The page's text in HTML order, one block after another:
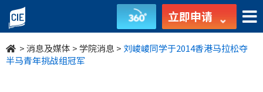
刘
峻
崚
立即申请
>消息及媒体 >学院消息 > 刘峻崚同学于2014香港马拉松夺
半马青年挑战组冠军